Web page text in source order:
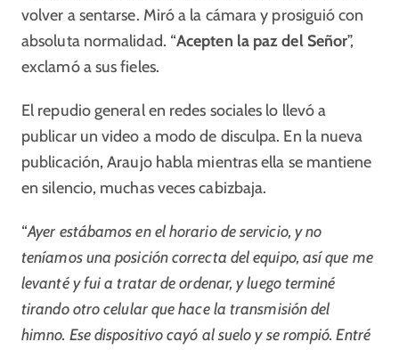
volver a sentarse. Miró a la cámara y prosiguió con
absoluta normalidad. “Acepten la paz del Señor”,
exclamó a sus fieles.
El repudio general en redes sociales lo llevó a
publicar un video a modo de disculpa. En la nueva
publicación, Araujo habla mientras ella se mantiene
en silencio, muchas veces cabizbaja.
“Ayer estábamos en el horario de servicio, y no
teníamos una posición correcta del equipo, así que me
levanté y fui a tratar de ordenar, y luego terminé
tirando otro celular que hace la transmisión del
himno. Ese dispositivo cayó al suelo y se rompió. Entré